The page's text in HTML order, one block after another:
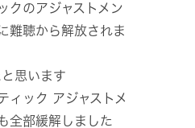
クのアジャストメン
難聴から解放されま
思います
ィック アジャストメ
全部緩解しました